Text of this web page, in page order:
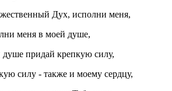
Дух, исполни меня,
меня в моей душе,
придай крепкую силу,
силу - также и моему сердцу,